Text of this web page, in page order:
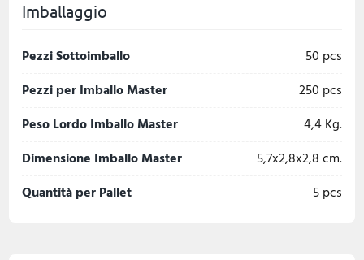
Imballaggio
Pezzi Sottoimballo
50 pcs
Pezzi per Imballo Master
250 pcs
Peso Lordo Imballo Master
4,4 Kg.
Dimensione Imballo Master
5,7x2,8x2,8 cm.
Quantità per Pallet
5 pcs